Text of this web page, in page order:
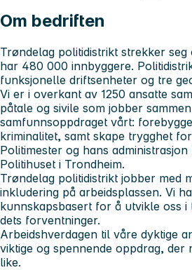
Om bedriften
Trøndelag politidistrikt strekker
har 480 000 innbyggere.
funksjonelle driftsenheter og tre
Vi er i overkant av 1250 ansatte
påtale og sivile som jobber
samfunnsoppdraget vårt:
kriminalitet, samt skape trygghet
Politimester og hans
Politihuset i Trondheim.
Trøndelag politidistrikt jobber med
inkludering på arbeidsplassen. Vi
kunnskapsbasert for å utvikle oss i
dets forventninger.
Arbeidshverdagen til våre dyktige
viktige og spennende oppdrag, der
like.